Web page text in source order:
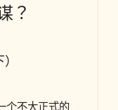
？
个不大正式的